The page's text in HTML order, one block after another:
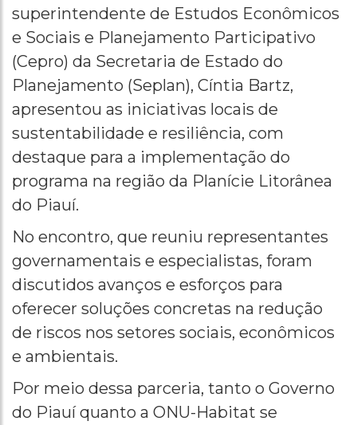
superintendente de Estudos Econômicos
e Sociais e Planejamento Participativo
(Cepro) da Secretaria de Estado do
Planejamento (Seplan), Cíntia Bartz,
apresentou as iniciativas locais de
sustentabilidade e resiliência, com
destaque para a implementação do
programa na região da Planície Litorânea
do Piauí.
No encontro, que reuniu representantes
governamentais e especialistas, foram
discutidos avanços e esforços para
oferecer soluções concretas na redução
de riscos nos setores sociais, econômicos
e ambientais.
Por meio dessa parceria, tanto o Governo
do Piauí quanto a ONU-Habitat se